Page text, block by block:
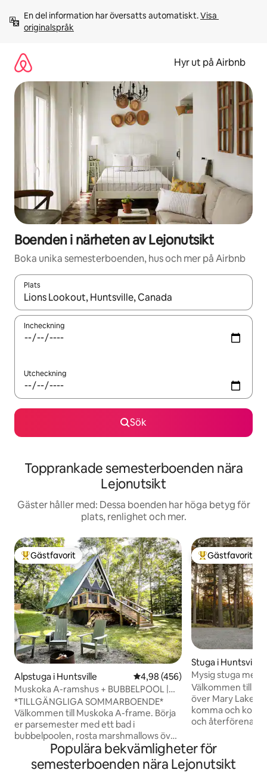
innehåll
En del information har översatts automatiskt. Visa
originalspråk
Hyr ut på Airbnb
Boenden i närheten av Lejonutsikt
Boka unika semesterboenden, hus och mer på Airbnb
Plats
När resultaten är tillgängliga kan du navigera med upp- och
Incheckning
Utcheckning
Sök
Topprankade semesterboenden nära
Lejonutsikt
Gäster håller med: Dessa boenden har höga betyg för
plats, renlighet och mer.
Populär gästfavorit
Gästfavorit
Alpstuga i Huntsville 4,98 av 5 i genomsnittligt
4,98 (456)
Muskoka A-ramshus + BUBBELPOOL |
Strand, kajak, Arrowhead
*TILLGÄNGLIGA SOMMARBOENDE*
Välkommen till Muskoka A-frame. Börja
er parsemester med ett bad i
bubbelpoolen, rosta marshmallows över
en eld, vakna till svajande trädtoppar,
spela brädspel och lyssna på album.
Denna klassiska 70-talsstuga har gjorts
Populär
Gästfavorit
Stuga i Huntsville
Mysig stuga med
yoga studio.
Välkommen till
över Mary Lake.
komma och
och återförenas
minuters
för att njuta av
Populära bekvämligheter för
semesterboenden nära Lejonutsikt